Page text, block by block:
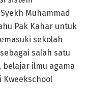
Muhammad
Pak Kahar untuk
sekolah
salah satu
ilmu agama